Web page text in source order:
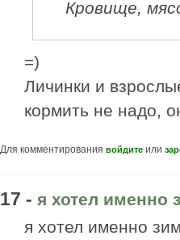
Кровище,
=)
Личинки и
кормить не надо,
Для комментирования войдите или
17 - я хотел именно
я хотел именно